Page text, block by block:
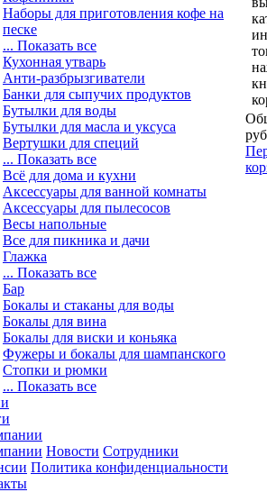
Наборы для приготовления кофе на
песке
... Показать все
Кухонная утварь
Анти-разбрызгиватели
Банки для сыпучих продуктов
Бутылки для воды
Бутылки для масла и уксуса
Вертушки для специй
... Показать все
Всё для дома и кухни
Аксессуары для ванной комнаты
Аксессуары для пылесосов
Весы напольные
Все для пикника и дачи
Глажка
... Показать все
Бар
Бокалы и стаканы для воды
Бокалы для вина
Бокалы для виски и коньяка
Фужеры и бокалы для шампанского
Стопки и рюмки
... Показать все
Новости Сотрудники
Политика конфиденциальности